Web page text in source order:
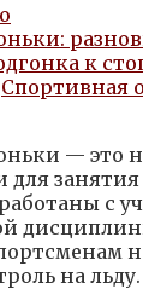
к
Спортивная
— это
для
с
на